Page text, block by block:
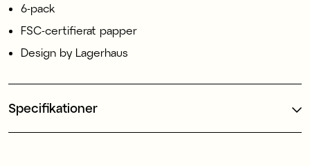
6-pack
FSC-certifierat papper
Design by Lagerhaus
Specifikationer